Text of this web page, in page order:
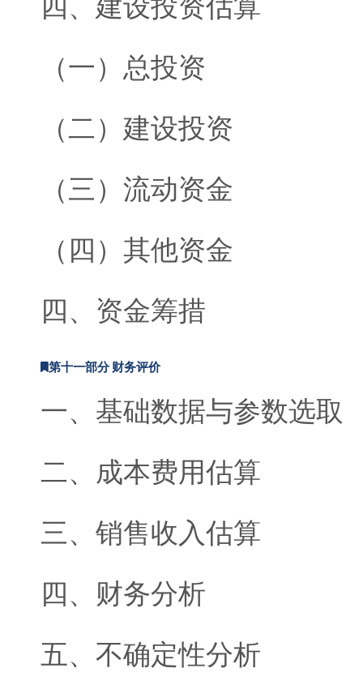
（一）总投资
（二）建设投资
（三）流动资金
（四）其他资金
四、资金筹措
第十一部分 财务评价
一、基础数据与参数选取
二、成本费用估算
三、销售收入估算
四、财务分析
五、不确定性分析